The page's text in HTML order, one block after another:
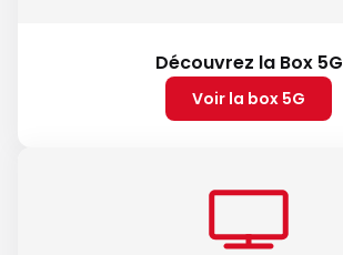
Découvrez la Box 5G
Voir la box 5G